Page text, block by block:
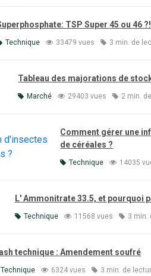
TSP Super 45 ou 46 ?!
Technique 33479 vues 3 min. de
Tableau des majorations de
Marché 29403 vues 2 min.
Comment gérer une
de céréales ?
Technique 14035
L' Ammonitrate 33.5, et pourquoi
Technique 11568 vues 3 min.
technique : Amendement soufré
Technique 6324 vues 3 min. de